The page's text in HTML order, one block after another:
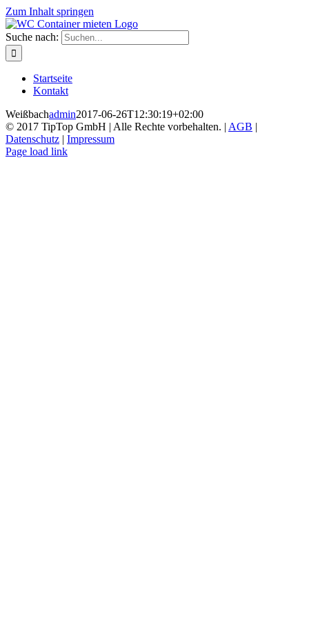
Zum Inhalt springen
Suche nach:
Startseite
Kontakt
Weißbachadmin2017-06-26T12:30:19+02:00
© 2017 TipTop GmbH | Alle Rechte vorbehalten. | AGB |
Datenschutz | Impressum
Page load link